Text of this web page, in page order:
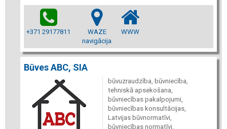
+371 29177811
WAZE
navigācija
WWW
Būves ABC, SIA
būvuzraudzība, būvniecība,
tehniskā apsekošana,
būvniecības pakalpojumi,
būvniecības konsultācijas,
Latvijas būvnormatīvi,
būvniecības normatīvi,